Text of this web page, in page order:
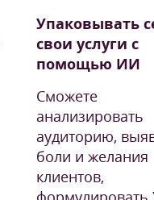
Упаковывать
свои услуги с
помощью ИИ
Сможете
анализировать
аудиторию,
боли и желания
клиентов,